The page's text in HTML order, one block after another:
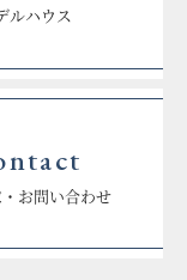
ルハウス
お問い合わせ